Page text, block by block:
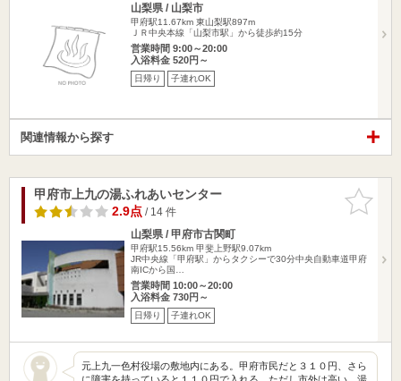
山梨県 / 山梨市
甲府駅11.67km 東山梨駅897m
ＪＲ中央本線「山梨市駅」から徒歩約15分
営業時間 9:00～20:00
入浴料金 520円～
日帰り 子連れOK
関連情報から探す
お気に入
りに追加
甲府市上九の湯ふれあいセンター
2.9点/ 14 件
山梨県 / 甲府市古関町
甲府駅15.56km 甲斐上野駅9.07km
JR中央線「甲府駅」からタクシーで30分中央自動車道甲府
南ICから国…
営業時間 10:00～20:00
入浴料金 730円～
日帰り 子連れOK
元上九一色村役場の敷地内にある。甲府市民だと３１０円、さら